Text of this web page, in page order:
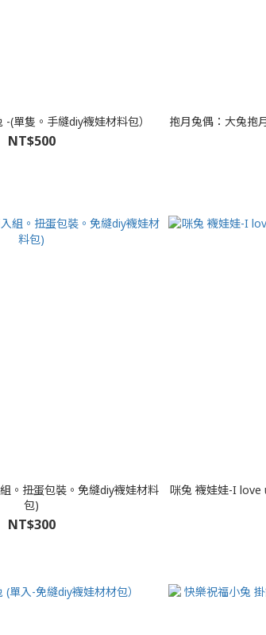
(單隻。手縫diy襪娃材料包）
NT$500
抱月兔偶：大兔抱
。扭蛋包裝。免縫diy襪娃材料
包)
NT$300
咪兔 襪娃娃-I love